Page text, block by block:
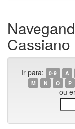
Cassiano
Ir para: 0-9 A
M
N O P
ou